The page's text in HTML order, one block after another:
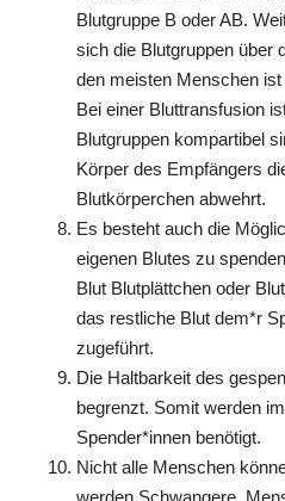
Blutgruppe B oder AB.
sich die Blutgruppen über
den meisten Menschen
Bei einer Bluttransfusion
Blutgruppen kompartibel
Körper des Empfängers
Blutkörperchen abwehrt.
Es besteht auch die
eigenen Blutes zu
Blut Blutplättchen oder
das restliche Blut dem*r
zugeführt.
Die Haltbarkeit des
begrenzt. Somit werden
Spender*innen benötigt.
Nicht alle Menschen